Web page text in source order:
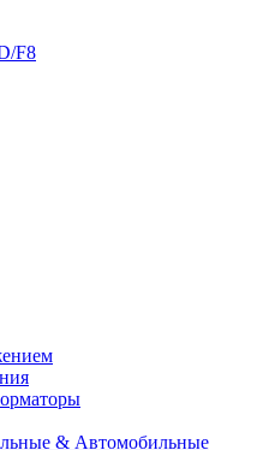
F8
& Автомобильные